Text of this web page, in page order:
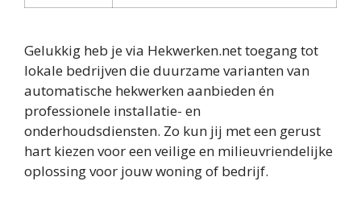
Gelukkig heb je via Hekwerken.net toegang tot
lokale bedrijven die duurzame varianten van
automatische hekwerken aanbieden én
professionele installatie- en
onderhoudsdiensten. Zo kun jij met een gerust
hart kiezen voor een veilige en milieuvriendelijke
oplossing voor jouw woning of bedrijf.